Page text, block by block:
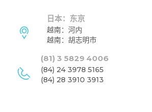
日本：东京
越南：河内
越南：胡志明市
(81) 3 5829 4006
(84) 24 3978 5165
(84) 28 3910 3913